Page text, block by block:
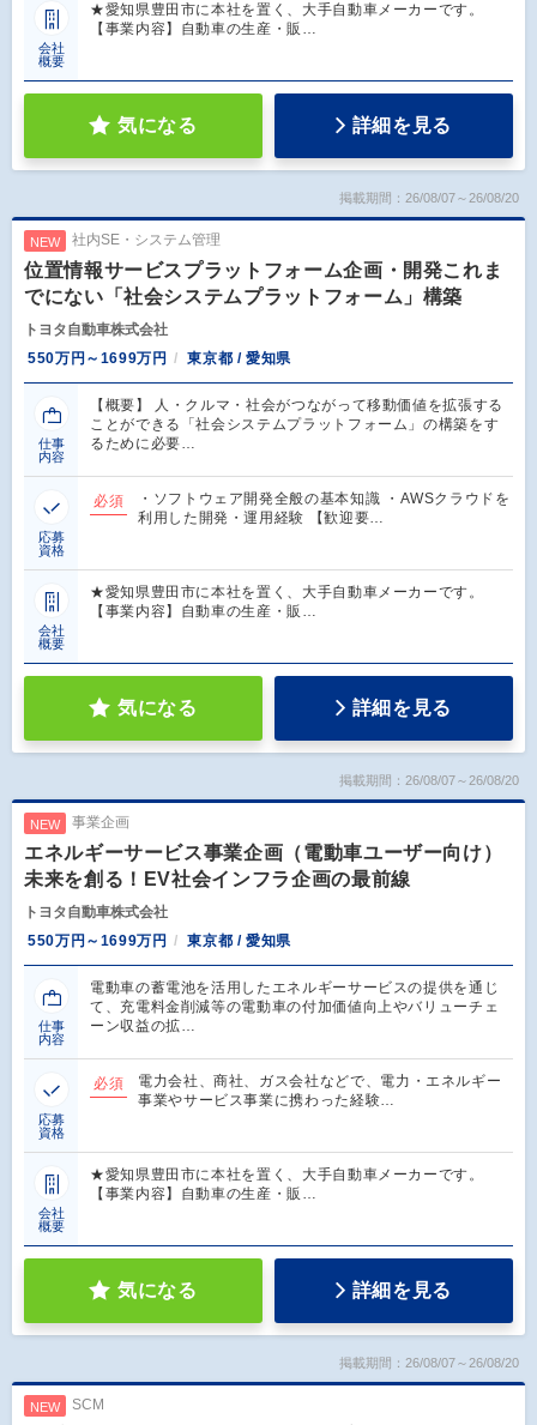
会社
概要
★愛知県豊田市に本社を置く、大手自動車メーカーです。
【事業内容】自動車の生産・販…
気になる 詳細を見る
掲載期間：26/08/07～26/08/20
NEW 社内SE・システム管理
位置情報サービスプラットフォーム企画・開発これま
でにない「社会システムプラットフォーム」構築
トヨタ自動車株式会社
550万円～1699万円
東京都 / 愛知県
仕事
内容
【概要】 人・クルマ・社会がつながって移動価値を拡張する
ことができる「社会システムプラットフォーム」の構築をす
るために必要…
応募
資格
必須
・ソフトウェア開発全般の基本知識 ・AWSクラウドを
利用した開発・運用経験 【歓迎要…
会社
概要
★愛知県豊田市に本社を置く、大手自動車メーカーです。
【事業内容】自動車の生産・販…
気になる 詳細を見る
掲載期間：26/08/07～26/08/20
NEW 事業企画
エネルギーサービス事業企画（電動車ユーザー向け）
未来を創る！EV社会インフラ企画の最前線
トヨタ自動車株式会社
550万円～1699万円
東京都 / 愛知県
仕事
内容
電動車の蓄電池を活用したエネルギーサービスの提供を通じ
て、充電料金削減等の電動車の付加価値向上やバリューチェ
ーン収益の拡…
応募
資格
必須
電力会社、商社、ガス会社などで、電力・エネルギー
事業やサービス事業に携わった経験…
会社
概要
★愛知県豊田市に本社を置く、大手自動車メーカーです。
【事業内容】自動車の生産・販…
気になる 詳細を見る
掲載期間：26/08/07～26/08/20
NEW SCM